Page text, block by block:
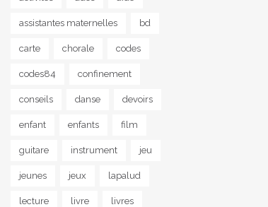
assistantes maternelles bd
carte chorale codes
codes84 confinement
conseils danse devoirs
enfant enfants film
guitare instrument jeu
jeunes jeux lapalud
lecture livre livres